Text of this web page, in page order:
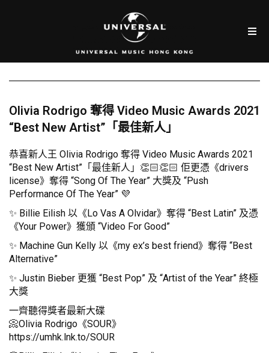
Olivia Rodrigo 奪得 Video Music Awards 2021
“Best New Artist”「最佳新人」
恭喜新人王 Olivia Rodrigo 奪得 Video Music Awards 2021
“Best New Artist”「最佳新人」👏🏻👏🏻 佢更憑《drivers
license》奪得 “Song Of The Year” 大獎及 “Push
Performance Of The Year” 💜
✨ Billie Eilish 以《Lo Vas A Olvidar》奪得 “Best Latin” 及憑
《Your Power》獲頒 “Video For Good”
✨ Machine Gun Kelly 以《my ex’s best friend》奪得 “Best
Alternative”
✨ Justin Bieber 更獲 “Best Pop” 及 “Artist of the Year” 終極
大獎
一齊聽得獎者最新大碟
📀Olivia Rodrigo《SOUR》
https://umhk.lnk.to/SOUR